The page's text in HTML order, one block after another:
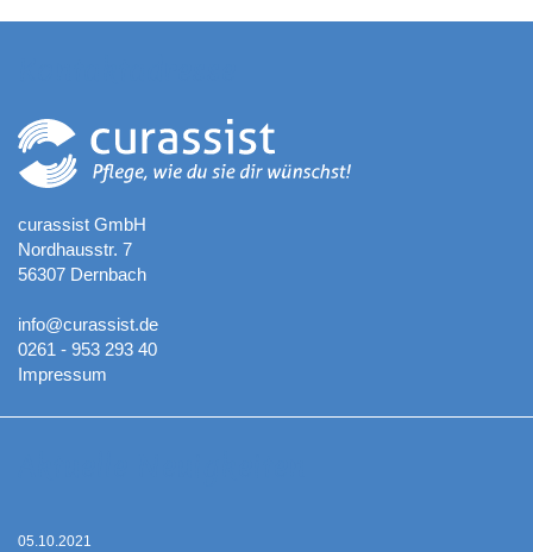
curassist GmbH
Nordhausstr. 7
56307 Dernbach
info@curassist.de
0261 - 953 293 40
Impressum
05.10.2021